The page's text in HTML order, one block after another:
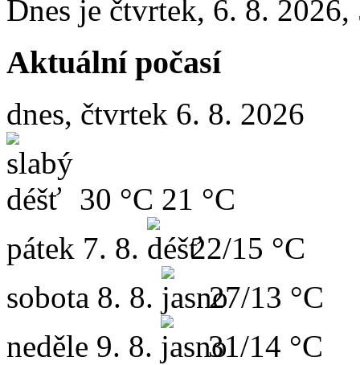
Dnes je čtvrtek, 6. 8. 2026,
Aktuální počasí
dnes, čtvrtek 6. 8. 2026
30 °C 21 °C
pátek 7. 8.
22/15 °C
sobota 8. 8.
27/13 °C
neděle 9. 8. 31/14 °C